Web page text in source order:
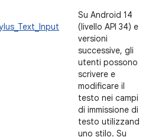
Su Android 14
(livello API 34) e
versioni
successive, gli
utenti possono
scrivere e
modificare il
testo nei campi
di immissione di
testo utilizzando
uno stilo. Su